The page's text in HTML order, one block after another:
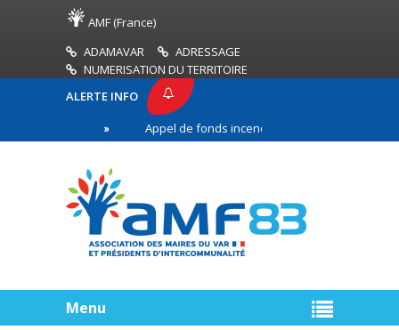
AMF (France)
ADAMAVAR
ADRESSAGE
NUMERISATION DU TERRITOIRE
ALERTE INFO
Appel de fonds incendies de forêt
ligne
Menu